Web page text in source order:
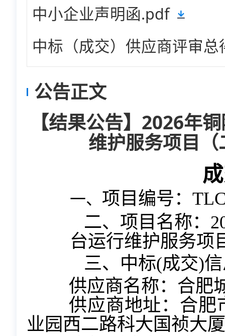
中小企业声明函.pdf
中标（成交）供应商评审
公告正文
【结果公告】2026年
维护服务项目
一、 项目编号：
二、项目名称：
台运行维护服务项
三、中标(成交)
供应商名称：合肥
供应商地址：合肥
业园西二路科大国祯大